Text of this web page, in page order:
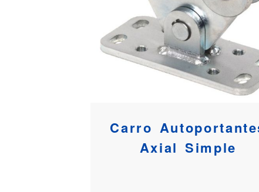
Carro
Axial Simple